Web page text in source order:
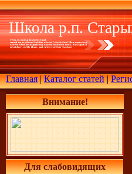
Школа р.п.
Главная|Каталог статей|
Внимание!
Для слабовидящих